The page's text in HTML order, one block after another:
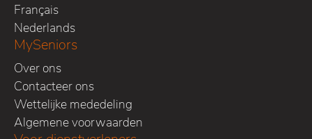
Français
Nederlands
MySeniors
Over ons
Contacteer ons
Wettelijke mededeling
Algemene voorwaarden